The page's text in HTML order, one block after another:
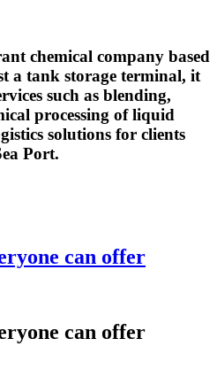
chemical company based
a tank storage terminal, it
such as blending,
processing of liquid
solutions for clients
Port.
can offer
can offer